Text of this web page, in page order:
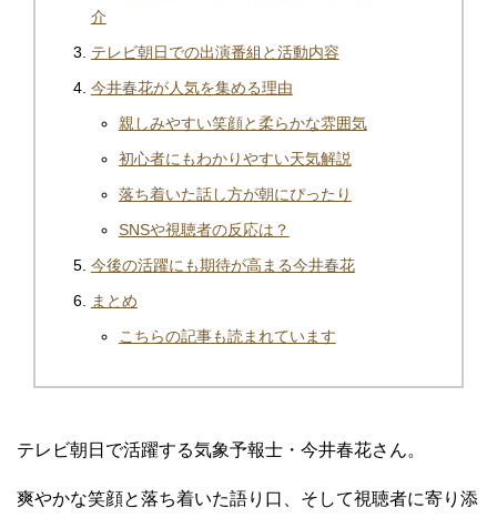
介
テレビ朝日での出演番組と活動内容
今井春花が人気を集める理由
親しみやすい笑顔と柔らかな雰囲気
初心者にもわかりやすい天気解説
落ち着いた話し方が朝にぴったり
SNSや視聴者の反応は？
今後の活躍にも期待が高まる今井春花
まとめ
こちらの記事も読まれています
テレビ朝日で活躍する気象予報士・今井春花さん。
爽やかな笑顔と落ち着いた語り口、そして視聴者に寄り添